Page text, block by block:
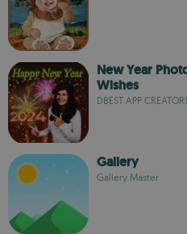
New Year
Wishes
DBEST APP
Gallery
Gallery Master